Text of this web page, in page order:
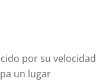
por su velocidad
un lugar